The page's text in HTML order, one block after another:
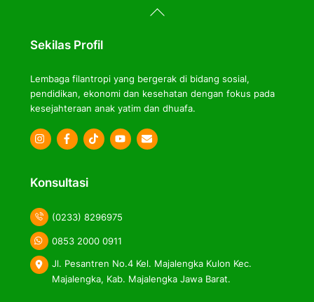
Back
To
Sekilas Profil
Lembaga filantropi yang bergerak di bidang sosial,
pendidikan, ekonomi dan kesehatan dengan fokus pada
kesejahteraan anak yatim dan dhuafa.
Icon
Icon
Icon
Konsultasi
(0233) 8296975
0853 2000 0911
Jl. Pesantren No.4 Kel. Majalengka Kulon Kec.
Majalengka, Kab. Majalengka Jawa Barat.